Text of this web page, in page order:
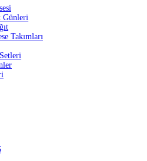
Günleri
Takımları